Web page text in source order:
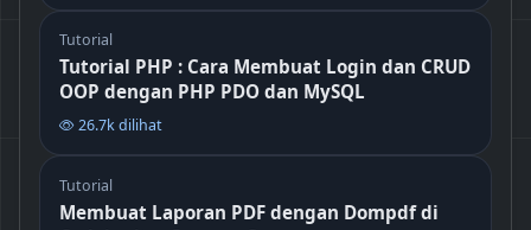
Tutorial
Tutorial PHP : Cara Membuat Login dan CRUD
OOP dengan PHP PDO dan MySQL
26.7k dilihat
Tutorial
Membuat Laporan PDF dengan Dompdf di